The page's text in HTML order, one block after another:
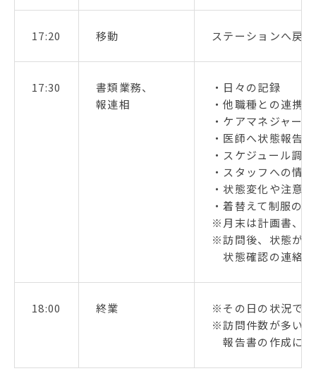
17:20 移動 ステーションへ戻る
17:30
書類業務、
報連相
・日々の記録
・他職種との連携
・ケアマネジャー
・医師へ状態報告
・スケジュール調整
・スタッフへの情
・状態変化や注意
・着替えて制服の
※月末は計画書、
※訪問後、状態が
状態確認の連絡
18:00 終業
※その日の状況で
※訪問件数が多い
報告書の作成に